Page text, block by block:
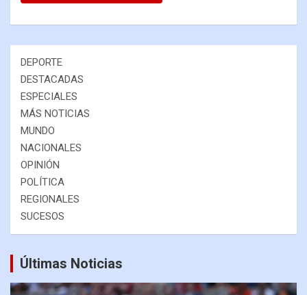
DEPORTE
DESTACADAS
ESPECIALES
MÁS NOTICIAS
MUNDO
NACIONALES
OPINIÓN
POLÍTICA
REGIONALES
SUCESOS
Últimas Noticias